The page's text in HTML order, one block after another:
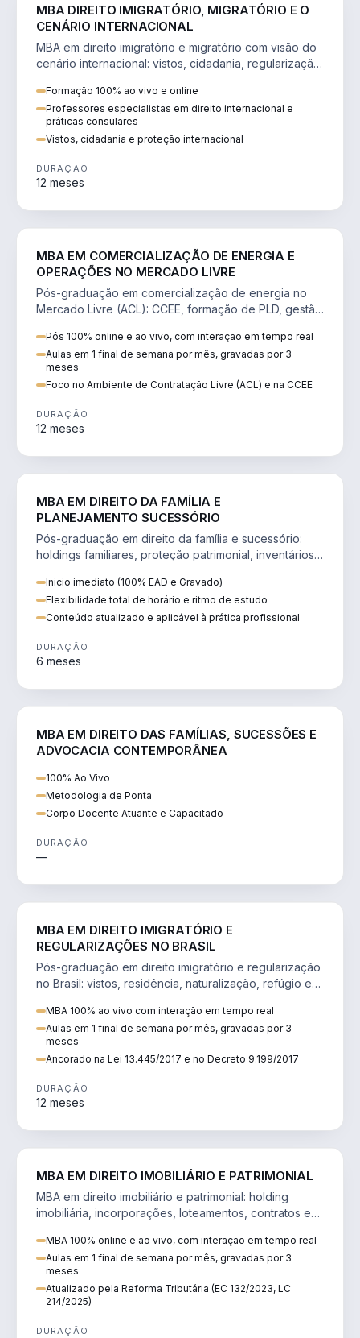
MBA DIREITO IMIGRATÓRIO, MIGRATÓRIO E O
CENÁRIO INTERNACIONAL
MBA em direito imigratório e migratório com visão do
cenário internacional: vistos, cidadania, regularização
Formação 100% ao vivo e online
Professores especialistas em direito internacional e
práticas consulares
Vistos, cidadania e proteção internacional
DURAÇÃO
12 meses
MBA EM COMERCIALIZAÇÃO DE ENERGIA E
OPERAÇÕES NO MERCADO LIVRE
Pós-graduação em comercialização de energia no
Mercado Livre (ACL): CCEE, formação de PLD, gestão
Pós 100% online e ao vivo, com interação em tempo real
Aulas em 1 final de semana por mês, gravadas por 3
meses
Foco no Ambiente de Contratação Livre (ACL) e na CCEE
DURAÇÃO
12 meses
MBA EM DIREITO DA FAMÍLIA E
PLANEJAMENTO SUCESSÓRIO
Pós-graduação em direito da família e sucessório:
holdings familiares, proteção patrimonial, inventários
Inicio imediato (100% EAD e Gravado)
Flexibilidade total de horário e ritmo de estudo
Conteúdo atualizado e aplicável à prática profissional
DURAÇÃO
6 meses
MBA EM DIREITO DAS FAMÍLIAS, SUCESSÕES E
ADVOCACIA CONTEMPORÂNEA
100% Ao Vivo
Metodologia de Ponta
Corpo Docente Atuante e Capacitado
DURAÇÃO
—
MBA EM DIREITO IMIGRATÓRIO E
REGULARIZAÇÕES NO BRASIL
Pós-graduação em direito imigratório e regularização
no Brasil: vistos, residência, naturalização, refúgio e
MBA 100% ao vivo com interação em tempo real
Aulas em 1 final de semana por mês, gravadas por 3
meses
Ancorado na Lei 13.445/2017 e no Decreto 9.199/2017
DURAÇÃO
12 meses
MBA EM DIREITO IMOBILIÁRIO E PATRIMONIAL
MBA em direito imobiliário e patrimonial: holding
imobiliária, incorporações, loteamentos, contratos e
MBA 100% online e ao vivo, com interação em tempo real
Aulas em 1 final de semana por mês, gravadas por 3
meses
Atualizado pela Reforma Tributária (EC 132/2023, LC
214/2025)
DURAÇÃO